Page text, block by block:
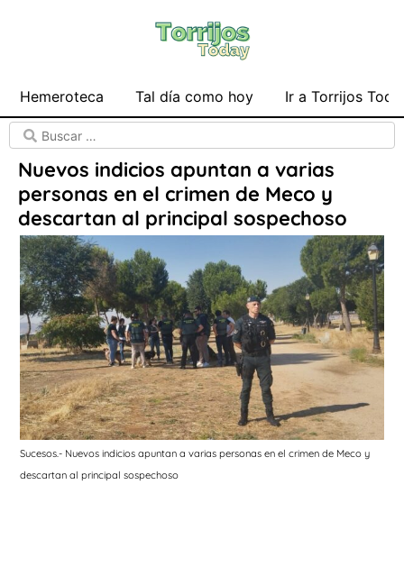
Hemeroteca Tal día como hoy Ir a Torrijos
Nuevos indicios apuntan a varias
personas en el crimen de Meco y
descartan al principal sospechoso
Sucesos.- Nuevos indicios apuntan a varias personas en el crimen de Meco y
descartan al principal sospechoso